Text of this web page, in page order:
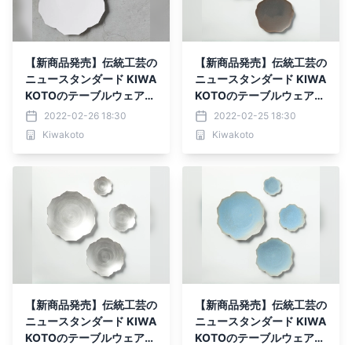
【新商品発売】伝統工芸の
ニュースタンダード KIWA
KOTOのテーブルウェア
【雪】2022-02-26 18:30
Kiwakoto
【新商品発売】伝統工芸の
ニュースタンダード KIWA
KOTOのテーブルウェア
【土】2022-02-25 18:30
Kiwakoto
【新商品発売】伝統工芸の
ニュースタンダード KIWA
KOTOのテーブルウェア
【新商品発売】伝統工芸の
ニュースタンダード KIWA
KOTOのテーブルウェア